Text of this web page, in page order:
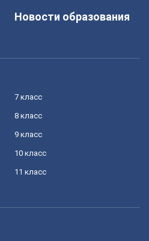
Новости образования
7 класс
8 класс
9 класс
10 класс
11 класс